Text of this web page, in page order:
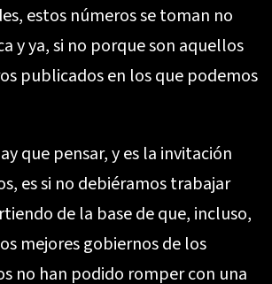
estos números se toman no
y ya, si no porque son aquellos
publicados en los que podemos
que pensar, y es la invitación
es si no debiéramos trabajar
de la base de que, incluso,
mejores gobiernos de los
no han podido romper con una